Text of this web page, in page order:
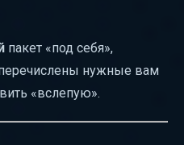
пакет «под себя»,
нужные вам
«вслепую».